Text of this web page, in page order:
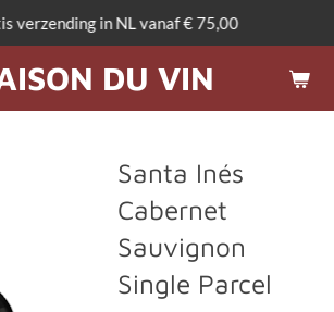
DU VIN
verzending in NL vanaf € 75,00
Santa Inés
Cabernet
Sauvignon
Single Parcel